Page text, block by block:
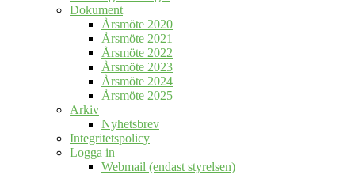
Dokument
Årsmöte 2020
Årsmöte 2021
Årsmöte 2022
Årsmöte 2023
Årsmöte 2024
Årsmöte 2025
Arkiv
Nyhetsbrev
Integritetspolicy
Logga in
Webmail (endast styrelsen)